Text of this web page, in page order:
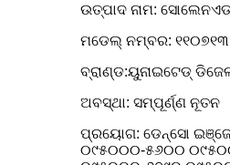
ଉତ୍ପାଦ ନାମ:
ମଡେଲ୍ ନମ୍ବର: ୧୧୦୭୧୩
ବ୍ରାଣ୍ଡ:ୟୁନାଇଟେଡ୍
ଅବସ୍ଥା: ସମ୍ପୂର୍ଣ୍ଣ ନୂତନ
ପ୍ରୟୋଗ: ଡେନ୍ସୋ
୦୯୫୦୦୦-୫୬୦୦